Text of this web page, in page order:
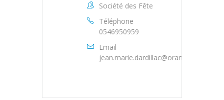
Société des Fête
Téléphone
0546950959
Email
jean.marie.dardillac@orange.fr